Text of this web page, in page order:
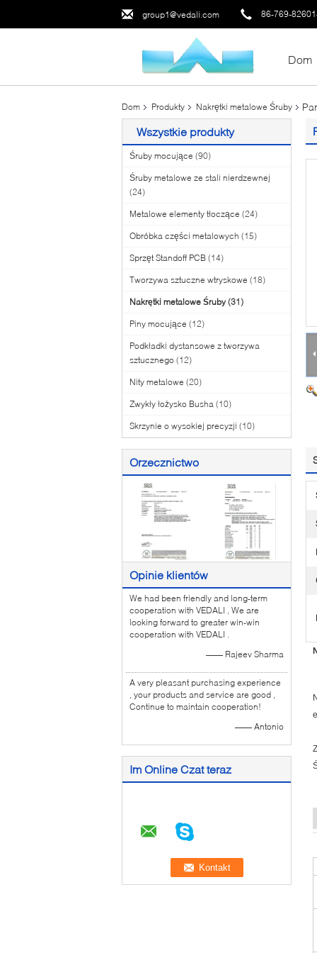
group1@vedali.com 86-769-
Dom
Dom Produkty Nakrętki metalowe Śruby
Wszystkie produkty
Śruby mocujące (90)
Śruby metalowe ze stali nierdzewnej
(24)
Metalowe elementy tłoczące (24)
Obróbka części metalowych (15)
Sprzęt Standoff PCB (14)
Tworzywa sztuczne wtryskowe (18)
Nakrętki metalowe Śruby (31)
Piny mocujące (12)
Podkładki dystansowe z tworzywa
sztucznego (12)
Nity metalowe (20)
Zwykły łożysko Busha (10)
Skrzynie o wysokiej precyzji (10)
Orzecznictwo
Opinie klientów
We had been friendly and long-term
cooperation with VEDALI , We are
looking forward to greater win-win
cooperation with VEDALI .
—— Rajeev Sharma
A very pleasant purchasing experience
, your products and service are good ,
Continue to maintain cooperation!
—— Antonio
Im Online Czat teraz